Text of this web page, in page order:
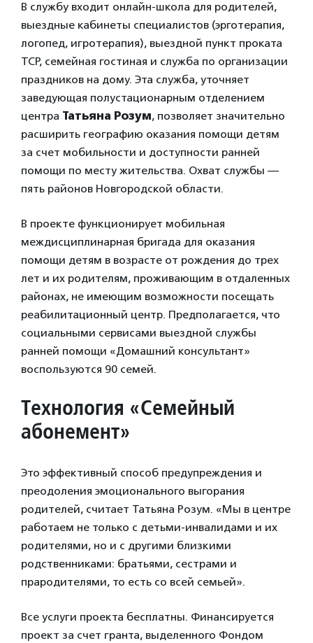
В службу входит онлайн-школа для родителей,
выездные кабинеты специалистов (эрготерапия,
логопед, игротерапия), выездной пункт проката
ТСР, семейная гостиная и служба по организации
праздников на дому. Эта служба, уточняет
заведующая полустационарным отделением
центра Татьяна Розум, позволяет значительно
расширить географию оказания помощи детям
за счет мобильности и доступности ранней
помощи по месту жительства. Охват службы —
пять районов Новгородской области.
В проекте функционирует мобильная
междисциплинарная бригада для оказания
помощи детям в возрасте от рождения до трех
лет и их родителям, проживающим в отдаленных
районах, не имеющим возможности посещать
реабилитационный центр. Предполагается, что
социальными сервисами выездной службы
ранней помощи «Домашний консультант»
воспользуются 90 семей.
Технология «Семейный
абонемент»
Это эффективный способ предупреждения и
преодоления эмоционального выгорания
родителей, считает Татьяна Розум. «Мы в центре
работаем не только с детьми-инвалидами и их
родителями, но и с другими близкими
родственниками: братьями, сестрами и
прародителями, то есть со всей семьей».
Все услуги проекта бесплатны. Финансируется
проект за счет гранта, выделенного Фондом